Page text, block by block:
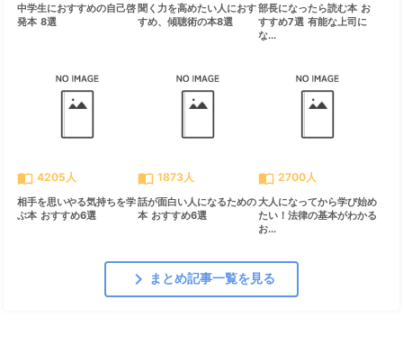
中学生におすすめの自己啓
発本 8選
聞く力を高めたい人におす
すめ、傾聴術の本8選
部長になったら読む本 お
すすめ7選 有能な上司に
な...
import_contacts 4205人
相手を思いやる気持ちを学
ぶ本 おすすめ6選
import_contacts 1873人
話が面白い人になるための
本 おすすめ6選
import_contacts 2700人
大人になってから学び始め
たい！法律の基本がわかる
お...
chevron_right まとめ記事一覧を見る